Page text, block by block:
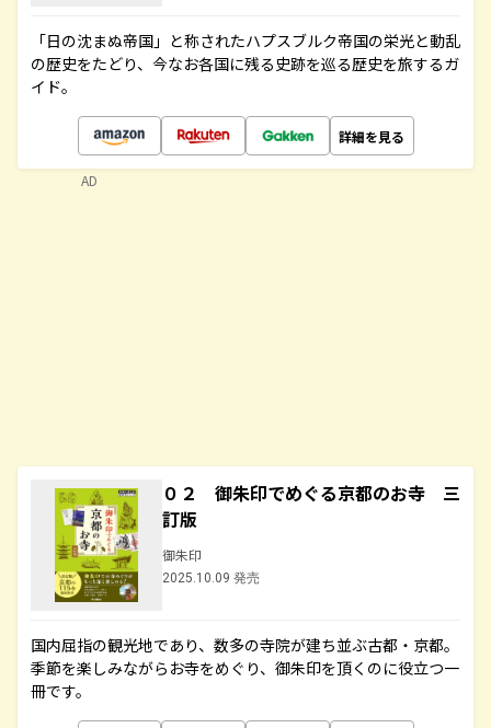
「日の沈まぬ帝国」と称されたハプスブルク帝国の栄光と動乱
の歴史をたどり、今なお各国に残る史跡を巡る歴史を旅するガ
イド。
詳細を見る
０２ 御朱印でめぐる京都のお寺 三
訂版
御朱印
2025.10.09 発売
国内屈指の観光地であり、数多の寺院が建ち並ぶ古都・京都。
季節を楽しみながらお寺をめぐり、御朱印を頂くのに役立つ一
冊です。
AD